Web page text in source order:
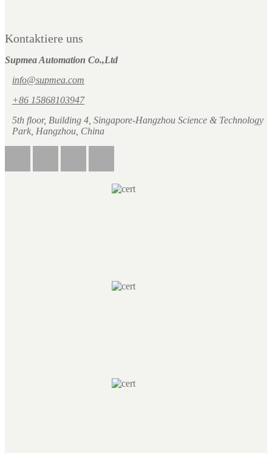
Kontaktiere uns
Supmea Automation Co.,Ltd
info@supmea.com
+86 15868103947
5th floor, Building 4, Singapore-Hangzhou Science & Technology
Park, Hangzhou, China